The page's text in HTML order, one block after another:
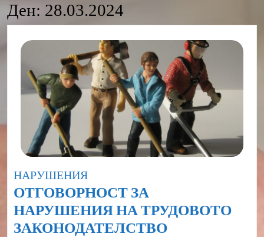
Ден: 28.03.2024
НАРУШЕНИЯCategory
ОТГОВОРНОСТ ЗА
НАРУШЕНИЯ НА ТРУДОВОТО
ЗАКОНОДАТЕЛСТВО